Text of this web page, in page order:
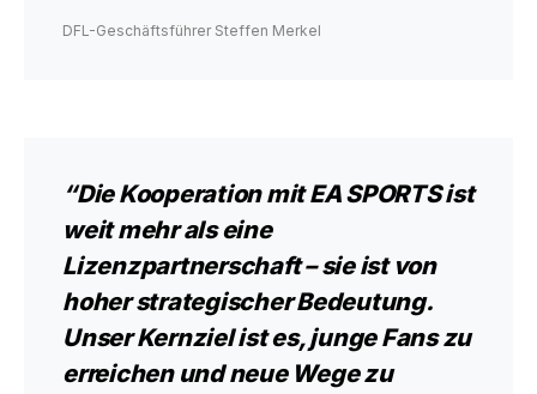
DFL-Geschäftsführer Steffen Merkel
“Die Kooperation mit EA SPORTS ist
weit mehr als eine
Lizenzpartnerschaft – sie ist von
hoher strategischer Bedeutung.
Unser Kernziel ist es, junge Fans zu
erreichen und neue Wege zu